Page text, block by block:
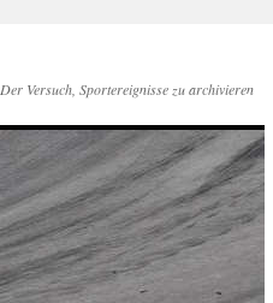
Der Versuch, Sportereignisse zu archivieren